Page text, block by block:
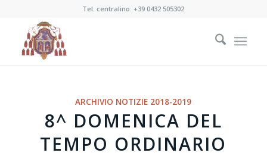
Tel. centralino:+39 0432 505302
ARCHIVIO NOTIZIE 2018-2019
8^ DOMENICA DEL
TEMPO ORDINARIO